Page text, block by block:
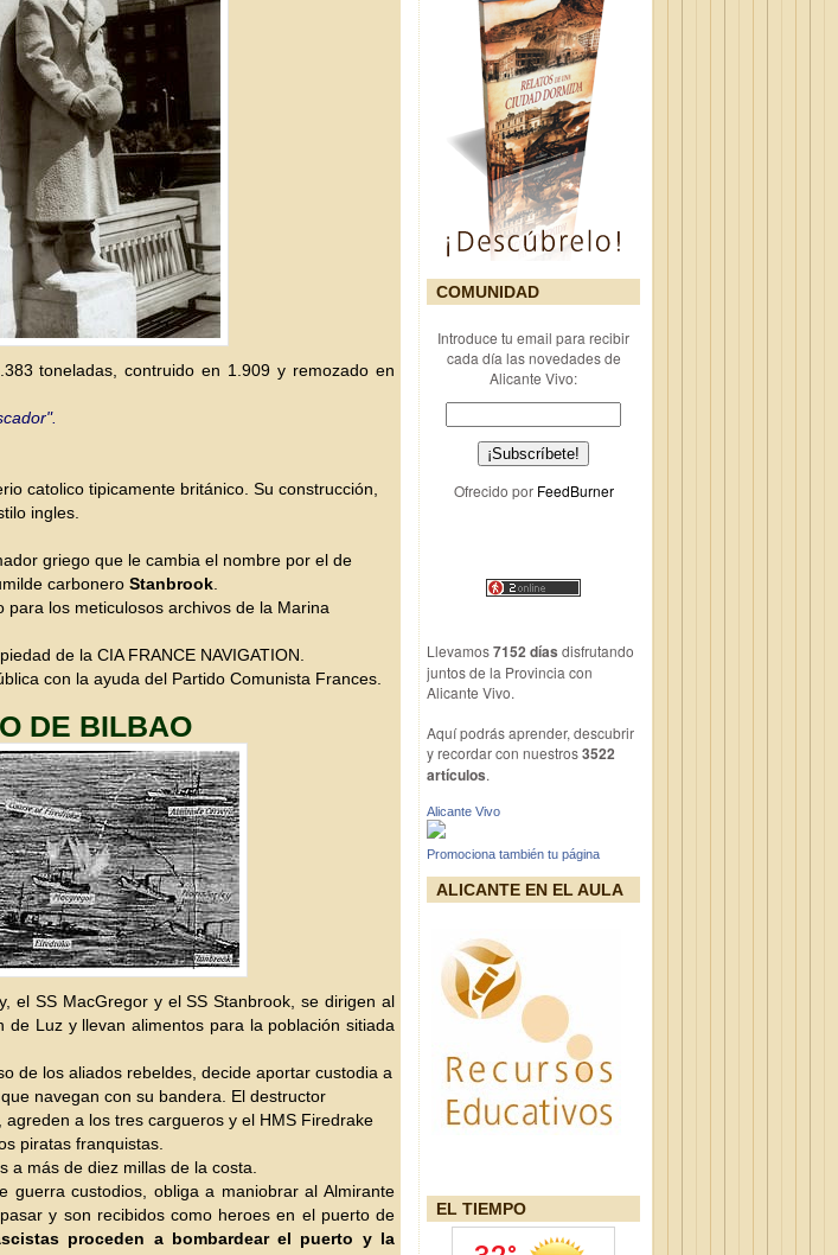
toneladas, contruido en 1.909 y remozado en
catolico tipicamente británico. Su construcción,
ingles.
griego que le cambia el nombre por el de
carbonero Stanbrook
los meticulosos archivos de la Marina
de la CIA FRANCE NAVIGATION.
con la ayuda del Partido Comunista Frances.
DE BILBAO
el SS MacGregor y el SS Stanbrook, se dirigen al
de Luz y llevan alimentos para la población sitiada
de los aliados rebeldes, decide aportar custodia a
navegan con su bandera. El destructor
a los tres cargueros y el HMS Firedrake
piratas franquistas.
a más de diez millas de la costa.
guerra custodios, obliga a maniobrar al Almirante
y son recibidos como heroes en el puerto de
proceden a bombardear el puerto y la
COMUNIDAD
Introduce tu email para recibir
cada día las novedades de
Alicante Vivo:
Ofrecido por FeedBurner
Llevamos7152 días disfrutando
juntos de la Provincia con
Alicante Vivo.
Aquí podrás aprender, descubrir
y recordar con nuestros3522
artículos.
Alicante Vivo
Promociona también tu página
ALICANTE EN EL AULA
EL TIEMPO